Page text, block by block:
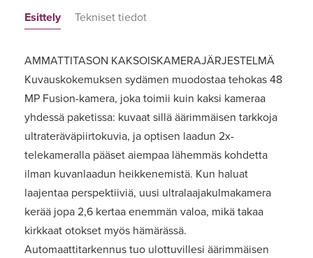
Esittely Tekniset tiedot
AMMATTITASON KAKSOISKAMERAJÄRJESTELMÄ
Kuvauskokemuksen sydämen muodostaa tehokas 48
MP Fusion-kamera, joka toimii kuin kaksi kameraa
yhdessä paketissa: kuvaat sillä äärimmäisen tarkkoja
ultrateräväpiirtokuvia, ja optisen laadun 2x-
telekameralla pääset aiempaa lähemmäs kohdetta
ilman kuvanlaadun heikkenemistä. Kun haluat
laajentaa perspektiiviä, uusi ultralaajakulmakamera
kerää jopa 2,6 kertaa enemmän valoa, mikä takaa
kirkkaat otokset myös hämärässä.
Automaattitarkennus tuo ulottuvillesi äärimmäisen